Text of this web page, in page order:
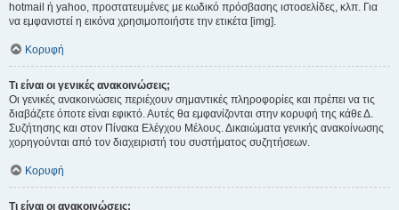
hotmail ή yahoo, προστατευμένες με κωδικό πρόσβασης ιστοσελίδες, κλπ. Για
να εμφανιστεί η εικόνα χρησιμοποιήστε την ετικέτα [img].
Κορυφή
Τι είναι οι γενικές ανακοινώσεις;
Οι γενικές ανακοινώσεις περιέχουν σημαντικές πληροφορίες και πρέπει να τις
διαβάζετε όποτε είναι εφικτό. Αυτές θα εμφανίζονται στην κορυφή της κάθε Δ.
Συζήτησης και στον Πίνακα Ελέγχου Μέλους. Δικαιώματα γενικής ανακοίνωσης
χορηγούνται από τον διαχειριστή του συστήματος συζητήσεων.
Κορυφή
Τι είναι οι ανακοινώσεις;